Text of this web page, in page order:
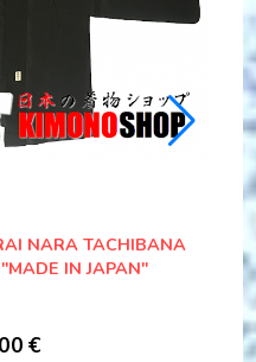
MARU SASA
HOMME
€